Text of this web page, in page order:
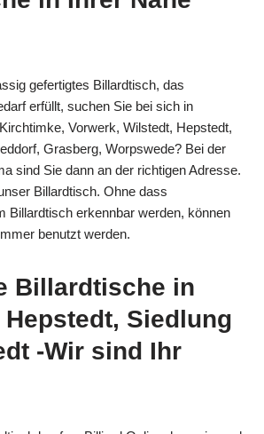
gefertigtes Billardtisch, das
erfüllt, suchen Sie bei sich in
Vorwerk, Wilstedt, Hepstedt,
Grasberg, Worpswede? Bei der
sind Sie dann an der richtigen Adresse.
Billardtisch. Ohne dass
Billardtisch erkennbar werden, können
benutzt werden.
Billardtische in
Siedlung
-Wir sind Ihr